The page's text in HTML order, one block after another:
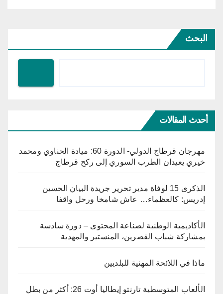
البحث
أحدث المقالات
مهرجان قرطاج الدولي- الدورة 60: ميادة الحناوي ومحمد
خيري يعيدان الطرب السوري إلى ركح قرطاج
الذكرى 15 لوفاة مدير تحرير جريدة البيان الحسين
إدريس: كالعظماء… عاش شامخا ورحل واقفا
الأكاديمية الوطنية لصناعة المحتوى – دورة سادسة
بمشاركة شباب القصرين، المنستير والمهدية
ماذا في اللائحة المهنية للبلديين
الألعاب المتوسطية تارنتو إيطاليا أوت 26: أكثر من بطل